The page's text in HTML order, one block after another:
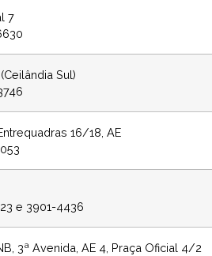
7
Sul)
16/18, AE
e 3901-4436
3ª Avenida, AE 4, Praça Oficial 4/2